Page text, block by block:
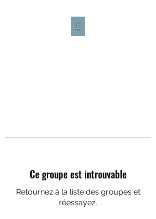
Ce groupe est introuvable
Retournez à la liste des groupes et
réessayez.